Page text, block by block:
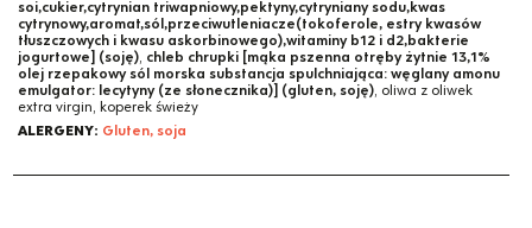
soi,cukier,cytrynian triwapniowy,pektyny,cytryniany sodu,kwas
cytrynowy,aromat,sól,przeciwutleniacze(tokoferole, estry kwasów
tłuszczowych i kwasu askorbinowego),witaminy b12 i d2,bakterie
jogurtowe] (soję), chleb chrupki [mąka pszenna otręby żytnie 13,1%
olej rzepakowy sól morska substancja spulchniająca: węglany amonu
emulgator: lecytyny (ze słonecznika)] (gluten, soję), oliwa z oliwek
extra virgin, koperek świeży
ALERGENY: Gluten, soja